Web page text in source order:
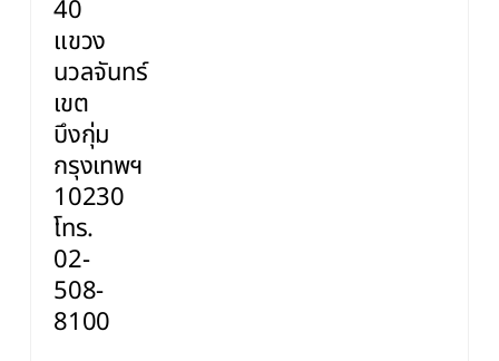
40
แขวง
นวลจันทร์
เขต
บึงกุ่ม
กรุงเทพฯ
10230
โทร.
02-
508-
8100